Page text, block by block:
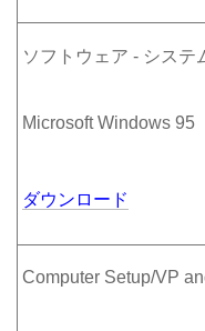
ソフトウェア - システ
Microsoft Windows 95
ダウンロード
Computer Setup/VP